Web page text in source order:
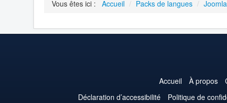
Vous êtes ici : Accueil / Packs de langues /
Accueil À propos
Déclaration d’accessibilité
Politique de